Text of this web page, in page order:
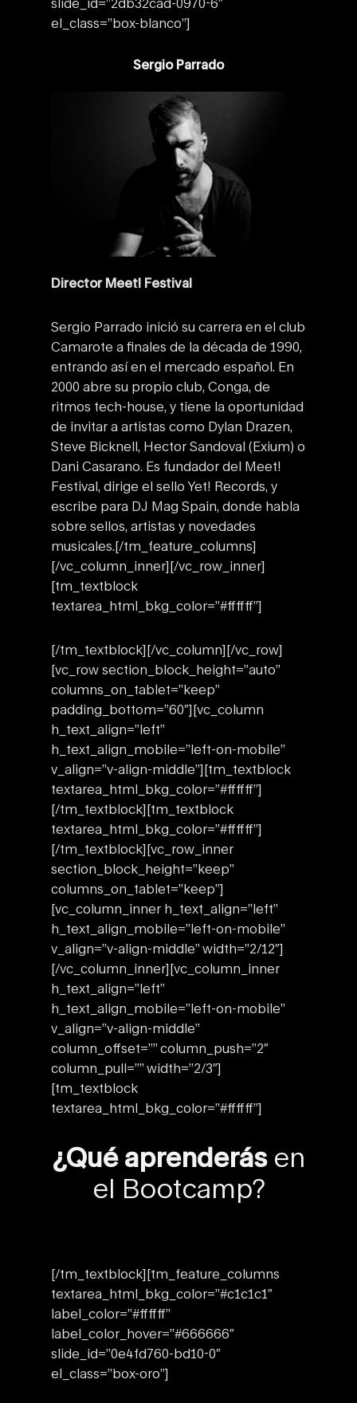
slide_id=”2db32cad-0970-6″
el_class=”box-blanco”]
Sergio Parrado
Director Meet! Festival
Sergio Parrado inició su carrera en el club
Camarote a finales de la década de 1990,
entrando así en el mercado español. En
2000 abre su propio club, Conga, de
ritmos tech-house, y tiene la oportunidad
de invitar a artistas como Dylan Drazen,
Steve Bicknell, Hector Sandoval (Exium) o
Dani Casarano. Es fundador del Meet!
Festival, dirige el sello Yet! Records, y
escribe para DJ Mag Spain, donde habla
sobre sellos, artistas y novedades
musicales.[/tm_feature_columns]
[/vc_column_inner][/vc_row_inner]
[tm_textblock
textarea_html_bkg_color=”#ffffff”]
[/tm_textblock][/vc_column][/vc_row]
[vc_row section_block_height=”auto”
columns_on_tablet=”keep”
padding_bottom=”60″][vc_column
h_text_align=”left”
h_text_align_mobile=”left-on-mobile”
v_align=”v-align-middle”][tm_textblock
textarea_html_bkg_color=”#ffffff”]
[/tm_textblock][tm_textblock
textarea_html_bkg_color=”#ffffff”]
[/tm_textblock][vc_row_inner
section_block_height=”keep”
columns_on_tablet=”keep”]
[vc_column_inner h_text_align=”left”
h_text_align_mobile=”left-on-mobile”
v_align=”v-align-middle” width=”2/12″]
[/vc_column_inner][vc_column_inner
h_text_align=”left”
h_text_align_mobile=”left-on-mobile”
v_align=”v-align-middle”
column_offset=”” column_push=”2″
column_pull=”” width=”2/3″]
[tm_textblock
textarea_html_bkg_color=”#ffffff”]
¿Qué aprenderás en
el Bootcamp?
[/tm_textblock][tm_feature_columns
textarea_html_bkg_color=”#c1c1c1″
label_color=”#ffffff”
label_color_hover=”#666666″
slide_id=”0e4fd760-bd10-0″
el_class=”box-oro”]